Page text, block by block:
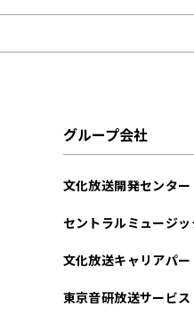
グループ会社
文化放送開発センター
セントラルミュージッ
文化放送キャリアパ
東京音研放送サービス